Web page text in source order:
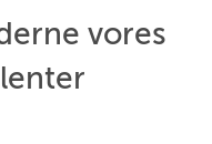
vores